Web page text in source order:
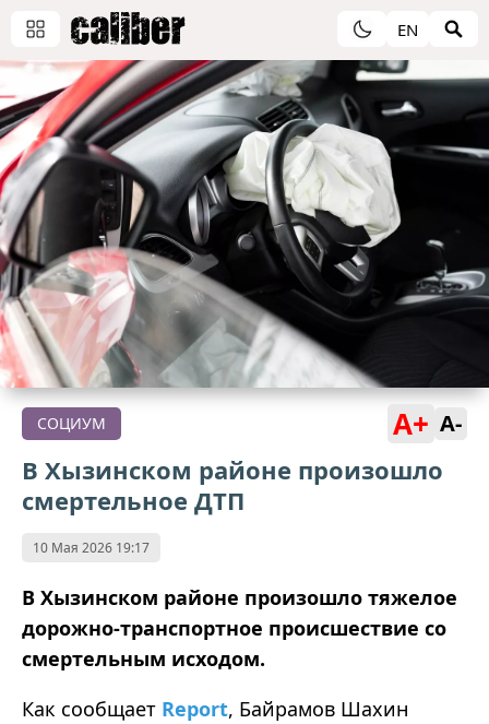
EN
СОЦИУМ A+ A-
В Хызинском районе произошло
смертельное ДТП
10 Мая 2026 19:17
В Хызинском районе произошло тяжелое
дорожно-транспортное происшествие со
смертельным исходом.
Как сообщает Report, Байрамов Шахин